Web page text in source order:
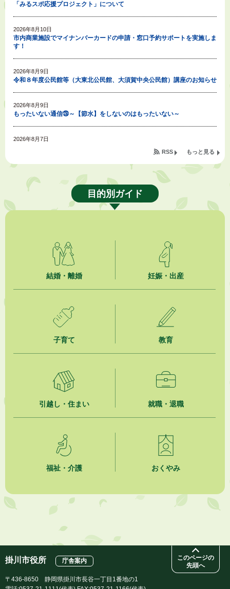
「みるスポ応援プロジェクト」について
2026年8月10日
市内商業施設でマイナンバーカードの申請・窓口予約サポートを実施しま
す！
2026年8月9日
令和８年度公民館等（大東北公民館、大須賀中央公民館）講座のお知らせ
2026年8月9日
もったいない通信㉘～【節水】をしないのはもったいない～
2026年8月7日
指定管理者公募中の施設について
2026年8月7日
SDGsイベント「 はじめよう、「エニ活。」 無料体験会のご案内」（掛
川東病院×エニタイムフィットネス掛川店)
「掛川の教育<統計書>」について
お盆期間中における自主運行バスの運行について
就職・転職相談会のご案内
2026年8月6日
掛川市広告入り窓口封筒無償提供者募集
【日本DX大賞2026】ポスターセッション最優秀賞を受賞しました！
もっと見る
RSS
目的別ガイド
結婚・離婚 妊娠・出産
子育て 教育
引越し・住まい 就職・退職
福祉・介護 おくやみ
このページの
先頭へ
掛川市役所 庁舎案内
〒436-8650 静岡県掛川市長谷一丁目1番地の1